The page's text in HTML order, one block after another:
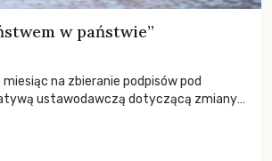
w państwie”
na zbieranie podpisów pod
ustawodawczą dotyczącą zmiany
rozwiązania dla przyrody i zwierząt,